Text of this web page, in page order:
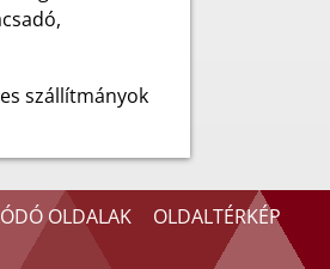
szállítmányok
OLDALAK OLDALTÉRKÉP